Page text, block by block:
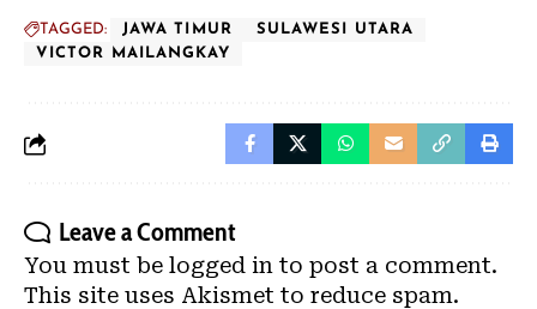
TAGGED: JAWA TIMUR
SULAWESI UTARA
VICTOR MAILANGKAY
Leave a Comment
You must be logged in to post a comment.
This site uses Akismet to reduce spam.